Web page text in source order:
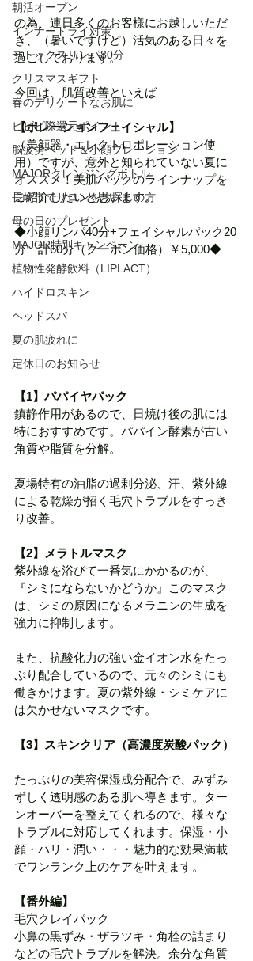
朝活オープン
インナードライ対策
デトックスリンパ80分
クリスマスギフト
春のデリケートなお肌に
ビビビ際還元ポイント
脳疲労ヘッド＆小顔プレーション
MAJORクレンジングボトル
長崎市でサロンをお探しの方
母の日のプレゼント
MAJOR特別キャンペーン
植物性発酵飲料（LIPLACT）
ハイドロスキン
ヘッドスパ
夏の肌疲れに
定休日のお知らせ
の為、連日多くのお客様にお越しいただ
き、（暑いですけど）活気のある日々を
過ごしております。
今回は、肌質改善といえば
【ポレーションフェイシャル】
（美顔器・エレクトロポレーション使
用）ですが、意外と知られていない夏に
オススメ！美肌パックのラインナップを
ご紹介したいと思います。
◆小顔リンパ40分+フェイシャルパック20
分　計60分（クーポン価格）￥5,000◆
【1】パパイヤパック
鎮静作用があるので、日焼け後の肌には
特におすすめです。パパイン酵素が古い
角質や脂質を分解。
夏場特有の油脂の過剰分泌、汗、紫外線
による乾燥が招く毛穴トラブルをすっき
り改善。
【2】メラトルマスク
紫外線を浴びて一番気にかかるのが、
『シミにならないかどうか』このマスク
は、シミの原因になるメラニンの生成を
強力に抑制します。
また、抗酸化力の強い金イオン水をたっ
ぷり配合しているので、元々のシミにも
働きかけます。夏の紫外線・シミケアに
は欠かせないマスクです。
【3】スキンクリア（高濃度炭酸パック）
たっぷりの美容保湿成分配合で、みずみ
ずしく透明感のある肌へ導きます。ター
ンオーバーを整えてくれるので、様々な
トラブルに対応してくれます。保湿・小
顔・ハリ・潤い・・・魅力的な効果満載
でワンランク上のケアを叶えます。
【番外編】
毛穴クレイパック
小鼻の黒ずみ・ザラツキ・角栓の詰まり
などの毛穴トラブルを解決。余分な角質